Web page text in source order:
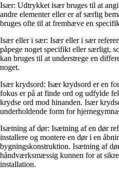
Især: Udtrykket især bruges til at
andre elementer eller er af særlig
bruges ofte til at fremhæve en
Især eller i sær: Især eller i sær
påpege noget specifikt eller særligt,
kan bruges til at understrege en
noget.
Især krydsord: Især krydsord er en
fokus er på at finde ord og udfylde
krydse ord mod hinanden. Især
underholdende form for
Isætning af dør: Isætning af en dør
installere og montere en dør i en
bygningskonstruktion. Isætning af
håndværksmæssig kunnen for at
installation.